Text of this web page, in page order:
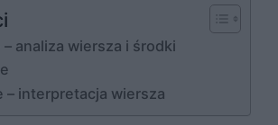
– analiza wiersza i środki
– interpretacja wiersza